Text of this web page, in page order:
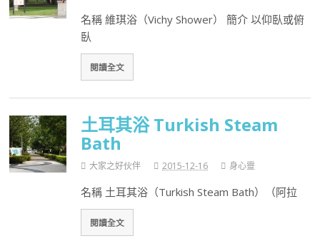
名稱 維琪浴（Vichy Shower） 簡介 以仰臥或俯
臥
閱讀全文
土耳其浴 Turkish Steam
Bath
大家之好伙伴 2015-12-16 身心靈
名稱 土耳其浴（Turkish Steam Bath）（阿拉
閱讀全文